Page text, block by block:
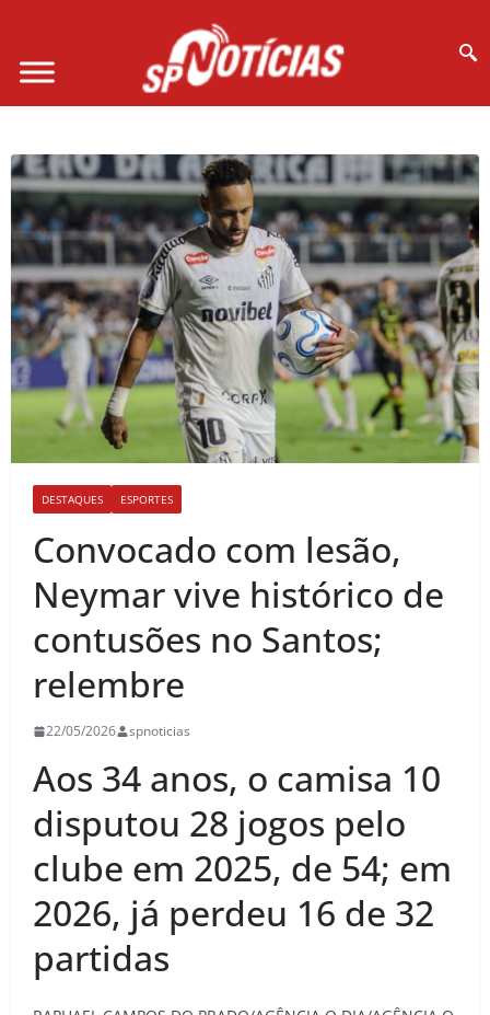
DESTAQUES ESPORTES
Convocado com lesão,
Neymar vive histórico de
contusões no Santos;
relembre
22/05/2026 spnoticias
Aos 34 anos, o camisa 10
disputou 28 jogos pelo
clube em 2025, de 54; em
2026, já perdeu 16 de 32
partidas